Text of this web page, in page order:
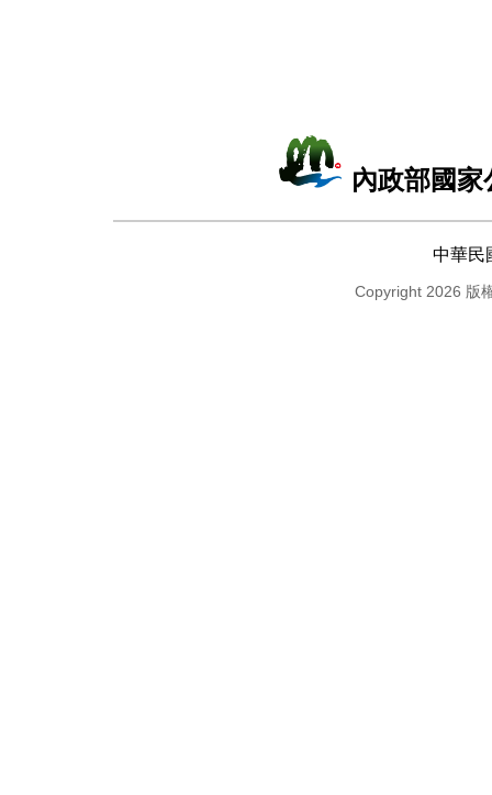
內政部國
中華民
Copyright 2026 版